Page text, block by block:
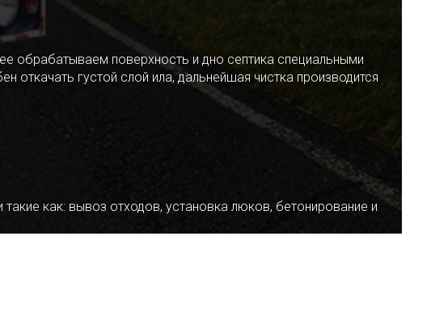
обрабатываем поверхность и дно септика специальными
густой слой ила, дальнейшая чистка производится
как: вывоз отходов, установка люков, бетонирование и